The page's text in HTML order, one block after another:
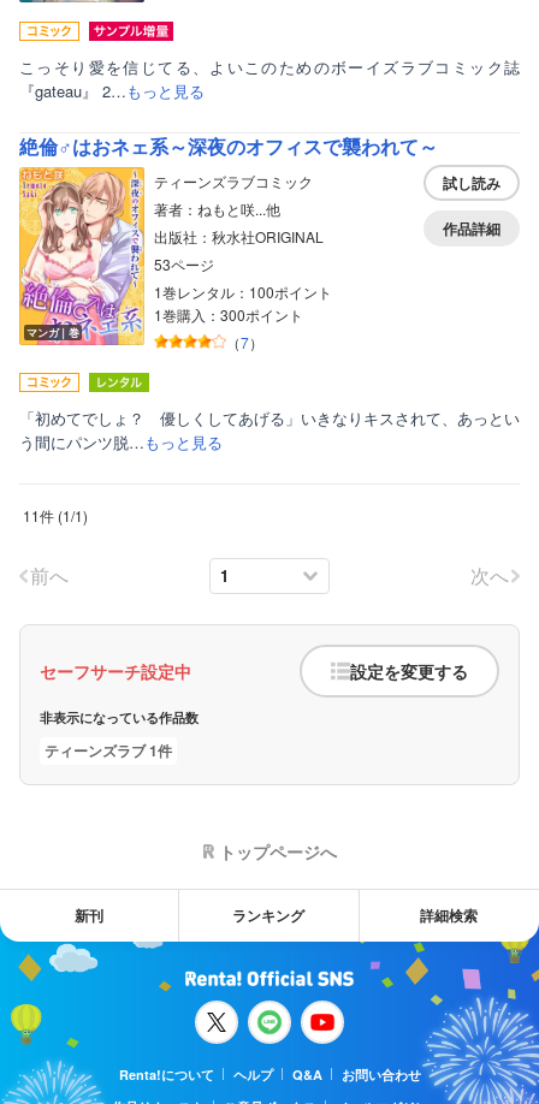
こっそり愛を信じてる、よいこのためのボーイズラブコミック誌
『gateau』 2…もっと見る
絶倫♂はおネェ系～深夜のオフィスで襲われて～
マンガ｜巻
ティーンズラブコミック
著者：ねもと咲...他
出版社：秋水社ORIGINAL
53ページ
1巻レンタル：100ポイント
1巻購入：300ポイント
（7）
試し読み
作品詳細
「初めてでしょ？ 優しくしてあげる」いきなりキスされて、あっとい
う間にパンツ脱…もっと見る
11件 (1/1)
前へ 次へ
セーフサーチ設定中 設定を変更する
非表示になっている作品数
ティーンズラブ 1件
トップページへ
新刊 ランキング 詳細検索
Renta!について ヘルプ Q&A
お問い合わせ